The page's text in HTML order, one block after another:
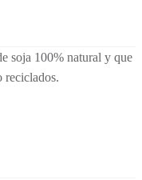
soja 100% natural y que
reciclados.